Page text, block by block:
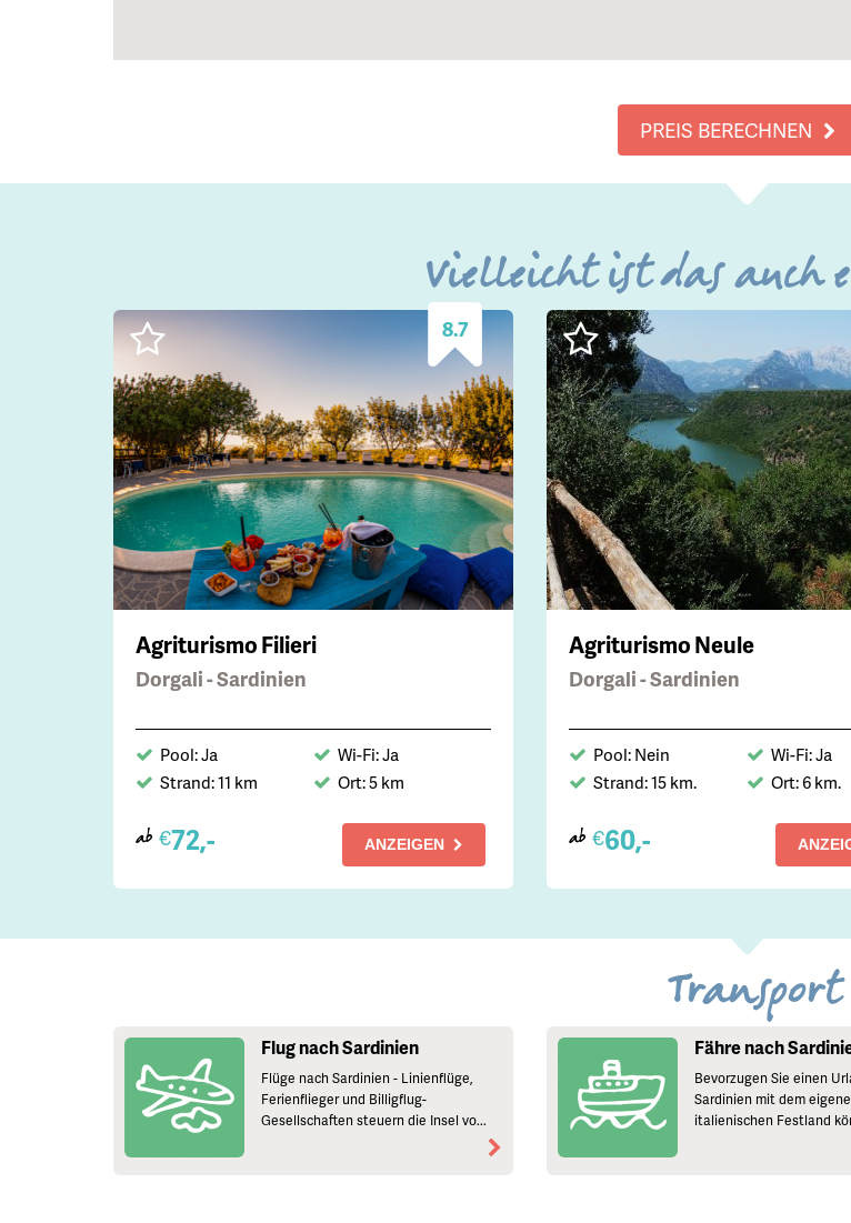
PREIS BERECHNEN
Vielleicht ist das auch
8.7
Agriturismo Filieri
Dorgali - Sardinien
Pool: Ja
Wi-Fi: Ja
Strand: 11 km
Ort: 5 km
ab €72,- ANZEIGEN
Agriturismo Neule
Dorgali - Sardinien
Pool: Nein
Wi-Fi: Ja
Strand: 15 km.
Ort: 6 km.
ab €60,-
Transport
Flug nach Sardinien
Flüge nach Sardinien - Linienflüge,
Ferienflieger und Billigflug-
Gesellschaften steuern die Insel vo...
Fähre nach
Bevorzugen Sie einen
Sardinien mit dem
italienischen Festland